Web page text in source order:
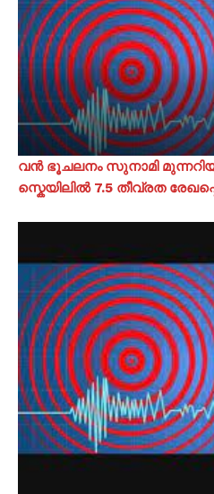
വൻ ഭൂചലനം സുനാമി
സ്കെയിലിൽ 7.5 തീവ്രത